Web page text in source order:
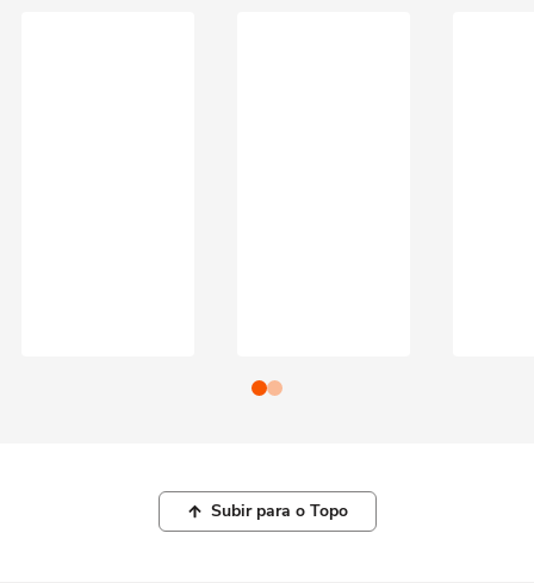
Subir para o Topo